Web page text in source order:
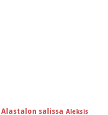
Alastalon salissa Aleksis